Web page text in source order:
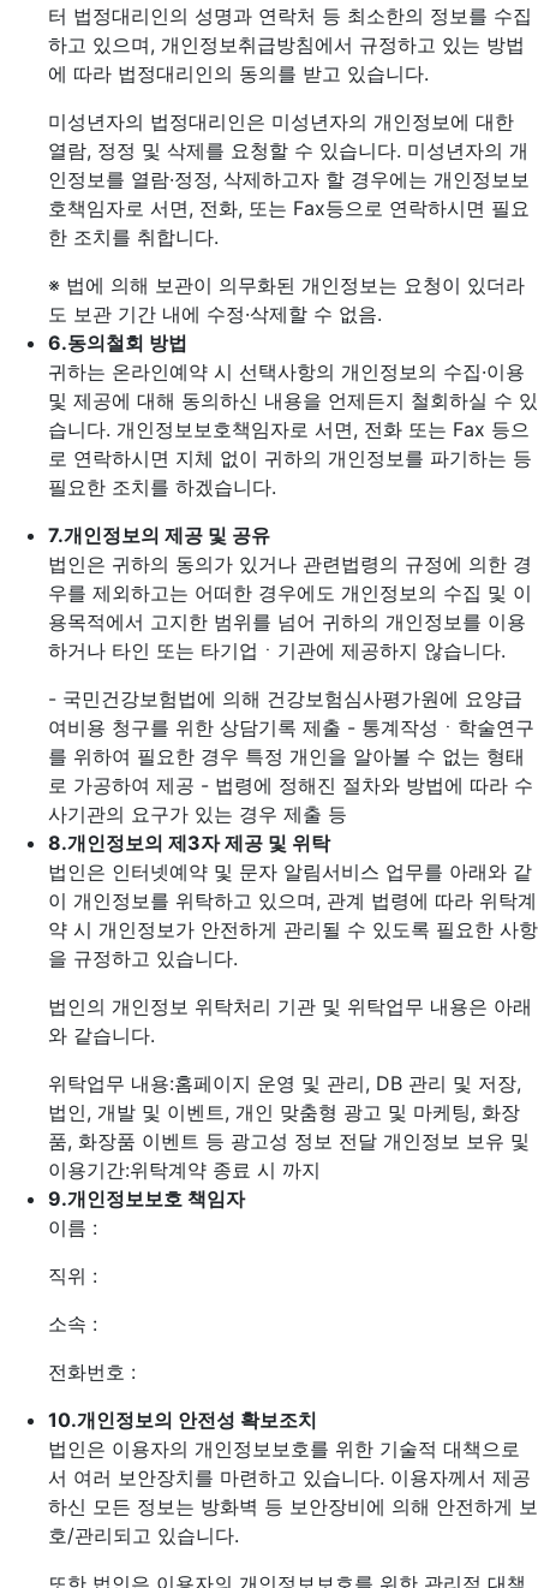
터 법정대리인의 성명과 연락처 등 최소한의 정보를 수집
하고 있으며, 개인정보취급방침에서 규정하고 있는 방법
에 따라 법정대리인의 동의를 받고 있습니다.
미성년자의 법정대리인은 미성년자의 개인정보에 대한
열람, 정정 및 삭제를 요청할 수 있습니다. 미성년자의 개
인정보를 열람·정정, 삭제하고자 할 경우에는 개인정보보
호책임자로 서면, 전화, 또는 Fax등으로 연락하시면 필요
한 조치를 취합니다.
※ 법에 의해 보관이 의무화된 개인정보는 요청이 있더라
도 보관 기간 내에 수정·삭제할 수 없음.
6.동의철회 방법
귀하는 온라인예약 시 선택사항의 개인정보의 수집·이용
및 제공에 대해 동의하신 내용을 언제든지 철회하실 수 있
습니다. 개인정보보호책임자로 서면, 전화 또는 Fax 등으
로 연락하시면 지체 없이 귀하의 개인정보를 파기하는 등
필요한 조치를 하겠습니다.
7.개인정보의 제공 및 공유
법인은 귀하의 동의가 있거나 관련법령의 규정에 의한 경
우를 제외하고는 어떠한 경우에도 개인정보의 수집 및 이
용목적에서 고지한 범위를 넘어 귀하의 개인정보를 이용
하거나 타인 또는 타기업ㆍ기관에 제공하지 않습니다.
- 국민건강보험법에 의해 건강보험심사평가원에 요양급
여비용 청구를 위한 상담기록 제출 - 통계작성ㆍ학술연구
를 위하여 필요한 경우 특정 개인을 알아볼 수 없는 형태
로 가공하여 제공 - 법령에 정해진 절차와 방법에 따라 수
사기관의 요구가 있는 경우 제출 등
8.개인정보의 제3자 제공 및 위탁
법인은 인터넷예약 및 문자 알림서비스 업무를 아래와 같
이 개인정보를 위탁하고 있으며, 관계 법령에 따라 위탁계
약 시 개인정보가 안전하게 관리될 수 있도록 필요한 사항
을 규정하고 있습니다.
법인의 개인정보 위탁처리 기관 및 위탁업무 내용은 아래
와 같습니다.
위탁업무 내용:홈페이지 운영 및 관리, DB 관리 및 저장,
법인, 개발 및 이벤트, 개인 맞춤형 광고 및 마케팅, 화장
품, 화장품 이벤트 등 광고성 정보 전달 개인정보 보유 및
이용기간:위탁계약 종료 시 까지
9.개인정보보호 책임자
이름 :
직위 :
소속 :
전화번호 :
10.개인정보의 안전성 확보조치
법인은 이용자의 개인정보보호를 위한 기술적 대책으로
서 여러 보안장치를 마련하고 있습니다. 이용자께서 제공
하신 모든 정보는 방화벽 등 보안장비에 의해 안전하게 보
호/관리되고 있습니다.
또한 법인은 이용자의 개인정보보호를 위한 관리적 대책